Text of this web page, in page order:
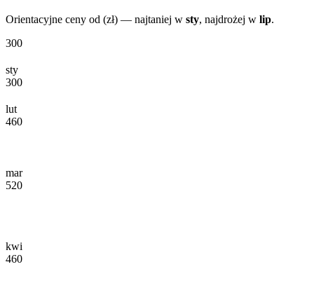
Orientacyjne ceny od (zł) — najtaniej w sty, najdrożej w lip.
300
sty
300
lut
460
mar
520
kwi
460